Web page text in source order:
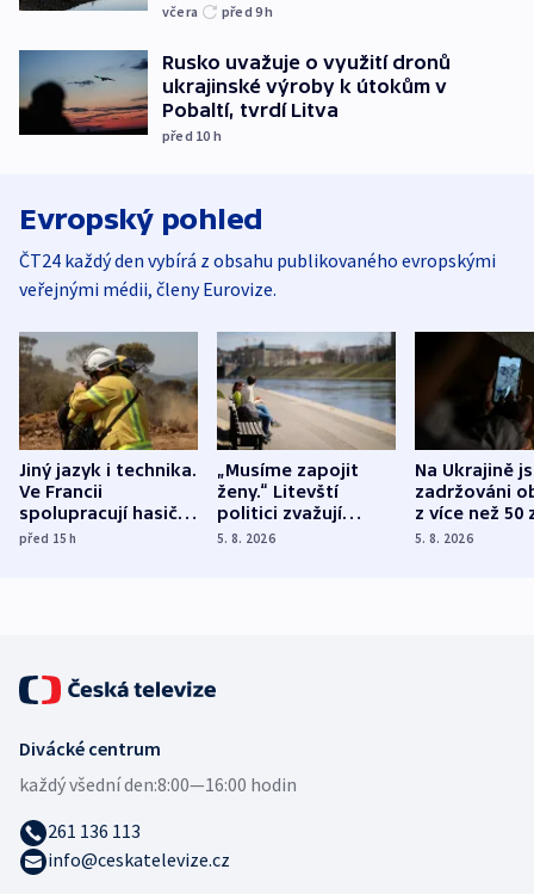
včera před 9h
Rusko uvažuje o využití dronů
ukrajinské výroby k útokům v
Pobaltí, tvrdí Litva
před 10 h
Evropský pohled
ČT24 každý den vybírá z obsahu publikovaného evropskými
veřejnými médii, členy Eurovize.
Jiný jazyk i technika.
Ve Francii
spolupracují hasiči z
různých zemí
před 15h
„Musíme zapojit
ženy.“ Litevští
politici zvažují
dohodu o
5. 8. 2026
Na Ukrajině
zadržováni
z více než 50
Bojovali na
5. 8. 2026
Divácké centrum
každý všední den:8:00—16:00 hodin
261 136 113
info@ceskatelevize.cz